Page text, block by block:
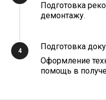
Подготовка
демонтажу.
Подготовка
Оформление
помощь в